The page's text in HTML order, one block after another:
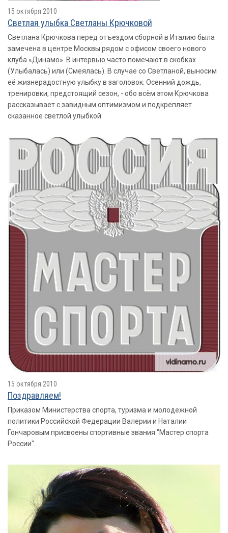
15 октября 2010
Светлая улыбка Светланы Крючковой
Светлана Крючкова перед отъездом сборной в Италию была
замечена в центре Москвы рядом с офисом своего нового
клуба «Динамо». В интервью часто помечают в скобках
(Улыбалась) или (Смеялась). В случае со Светланой, выносим
её жизнерадостную улыбку в заголовок. Осенний дождь,
тренировки, предстоящий сезон, - обо всём этом Крючкова
рассказывает с завидным оптимизмом и подкрепляет
сказанное светлой улыбкой
15 октября 2010
Поздравляем!
Приказом Министерства спорта, туризма и молодежной
политики Российской Федерации Валерии и Наталии
Гончаровым присвоены спортивные звания "Мастер спорта
России".